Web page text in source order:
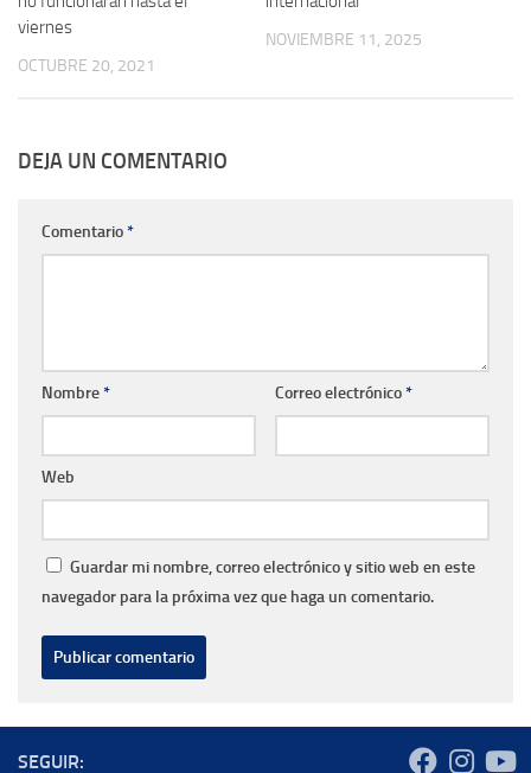
viernes
OCTUBRE 20, 2021
NOVIEMBRE 11, 2025
DEJA UN COMENTARIO
Comentario*
Nombre* Correo electrónico*
Web
Guardar mi nombre, correo electrónico y sitio web en este
navegador para la próxima vez que haga un comentario.
SEGUIR: